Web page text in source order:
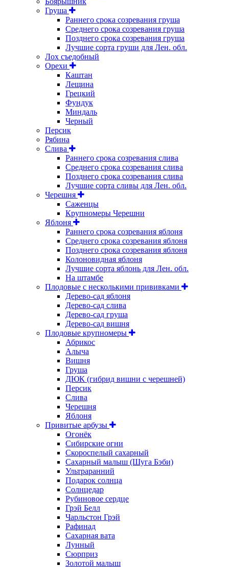
Груша
Раннего срока созревания груша
Среднего срока созревания груша
Позднего срока созревания груша
Лучшие сорта груши для Лен. обл.
Лох съедобный
Орехи
Каштан
Лещина
Грецкий
Фундук
Миндаль
Черный
Персик
Рябина
Слива
Раннего срока созревания слива
Среднего срока созревания слива
Позднего срока созревания слива
Лучшие сорта сливы для Лен. обл.
Черешня
Саженцы
Крупномеры Черешни
Яблоня
Раннего срока созревания яблоня
Среднего срока созревания яблоня
Позднего срока созревания яблоня
Колоновидная яблоня
Лучшие сорта яблонь для Лен. обл.
На штамбе
Плодовые с несколькими прививками
Дерево-сад яблоня
Дерево-сад слива
Дерево-сад груша
Дерево-сад вишня
Плодовые крупномеры
Абрикос
Алыча
Вишня
Груша
ДЮК (гибрид вишни с черешней)
Персик
Слива
Черешня
Яблоня
Привитые арбузы
Огонёк
Сибирские огни
Скороспелый сахарный
Сахарный малыш (Шуга Бэби)
Ультраранний
Подарок солнца
Солнцедар
Рубиновое сердце
Грэй Белл
Чарльстон Грэй
Рафинад
Сахарная вата
Лунный
Сюрприз
Золотой малыш